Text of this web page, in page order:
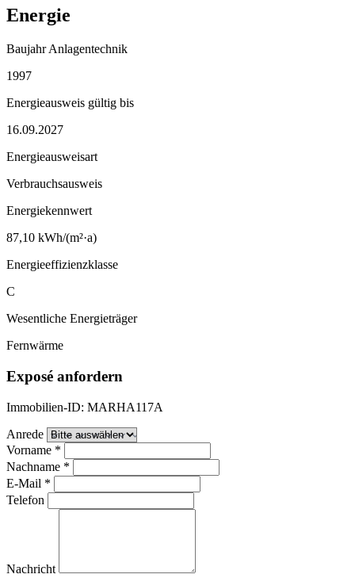
Energie
Baujahr Anlagentechnik
1997
Energieausweis gültig bis
16.09.2027
Energieausweisart
Verbrauchsausweis
Energiekennwert
87,10 kWh/(m²·a)
Energieeffizienzklasse
C
Wesentliche Energieträger
Fernwärme
Exposé anfordern
Immobilien-ID: MARHA117A
Anrede
Vorname *
Nachname *
E-Mail *
Telefon
Nachricht